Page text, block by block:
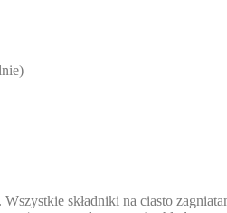
składniki na ciasto